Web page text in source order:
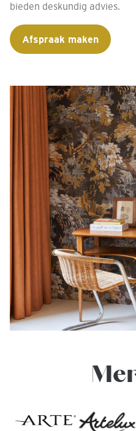
bieden deskundig advies.
Afspraak maken